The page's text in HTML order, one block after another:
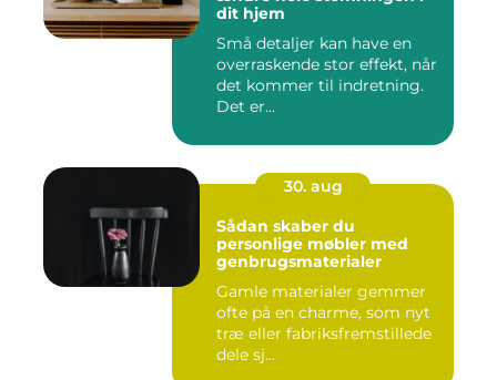
dit hjem
Små detaljer kan have en
overraskende stor effekt, når
det kommer til indretning.
Det er...
30. aug
Sådan skaber du
personlige møbler med
genbrugsmaterialer
Gamle materialer gemmer
ofte på en charme, som nyt
træ eller fabriksfremstillede
dele sj...